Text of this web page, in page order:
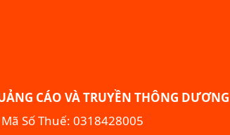
CÁO VÀ TRUYỀN THÔNG
Mã Số Thuế: 0318428005